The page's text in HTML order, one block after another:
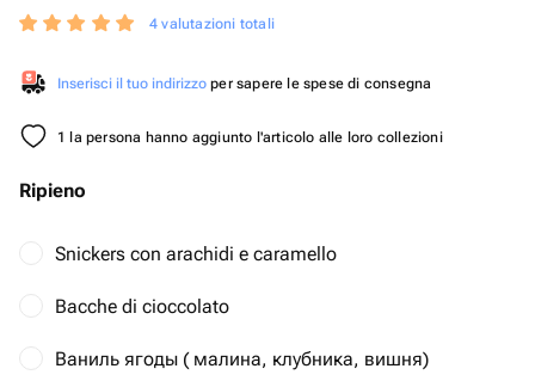
4 valutazioni totali
Inserisci il tuo indirizzo per sapere le spese di consegna
1 la persona hanno aggiunto l'articolo alle loro collezioni
Ripieno
Snickers con arachidi e caramello
Bacche di cioccolato
Ваниль ягоды ( малина, клубника, вишня)